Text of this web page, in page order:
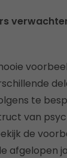
te
van
de
afgelopen